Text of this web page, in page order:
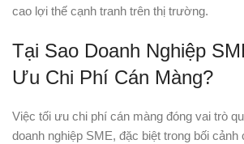
cao lợi thế cạnh tranh trên thị trường.
Tại Sao Doanh Nghiệp
Ưu Chi Phí Cán Màng?
Việc tối ưu chi phí cán màng đóng vai trò
doanh nghiệp SME, đặc biệt trong bối cảnh